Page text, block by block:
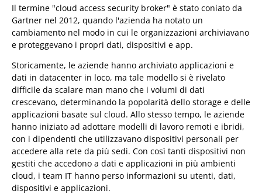
Il termine "cloud access security broker" è stato coniato da
Gartner nel 2012, quando l'azienda ha notato un
cambiamento nel modo in cui le organizzazioni archiviavano
e proteggevano i propri dati, dispositivi e app.
Storicamente, le aziende hanno archiviato applicazioni e
dati in datacenter in loco, ma tale modello si è rivelato
difficile da scalare man mano che i volumi di dati
crescevano, determinando la popolarità dello storage e delle
applicazioni basate sul cloud. Allo stesso tempo, le aziende
hanno iniziato ad adottare modelli di lavoro remoti e ibridi,
con i dipendenti che utilizzavano dispositivi personali per
accedere alla rete da più sedi. Con così tanti dispositivi non
gestiti che accedono a dati e applicazioni in più ambienti
cloud, i team IT hanno perso informazioni su utenti, dati,
dispositivi e applicazioni.